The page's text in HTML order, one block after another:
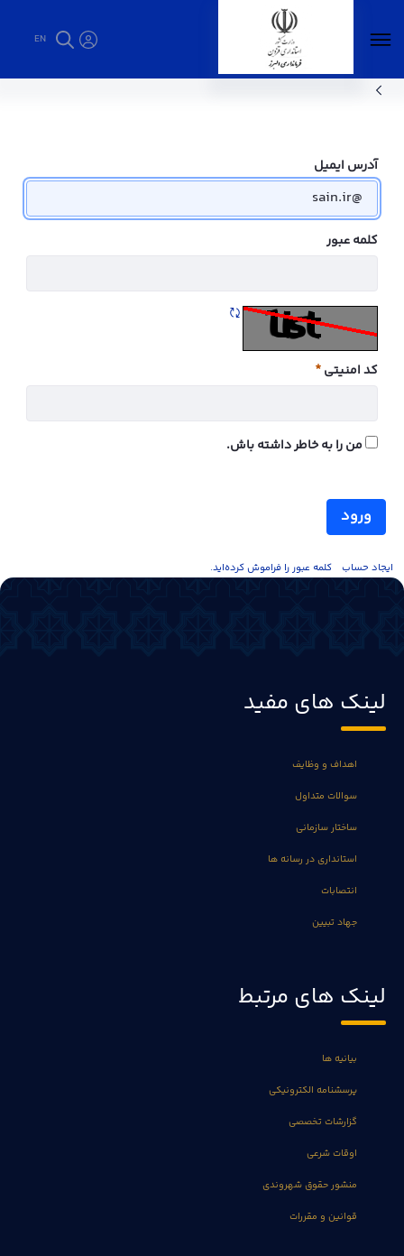
EN
اهداف و وظایف - فرمانداری البرز
آدرس ایمیل
کلمه عبور
کد امنیتی
ضروری
من را به خاطر داشته باش.
ورود
ايجاد حساب کلمه عبور را فراموش کرده‌اید.
لینک های مفید
اهداف و وظایف
سوالات متداول
ساختار سازمانی
استانداری در رسانه ها
انتصابات
جهاد تبیین
لینک های مرتبط
بیانیه ها
پرسشنامه الکترونیکی
گزارشات تخصصی
اوقات شرعی
منشور حقوق شهروندی
قوانین و مقررات